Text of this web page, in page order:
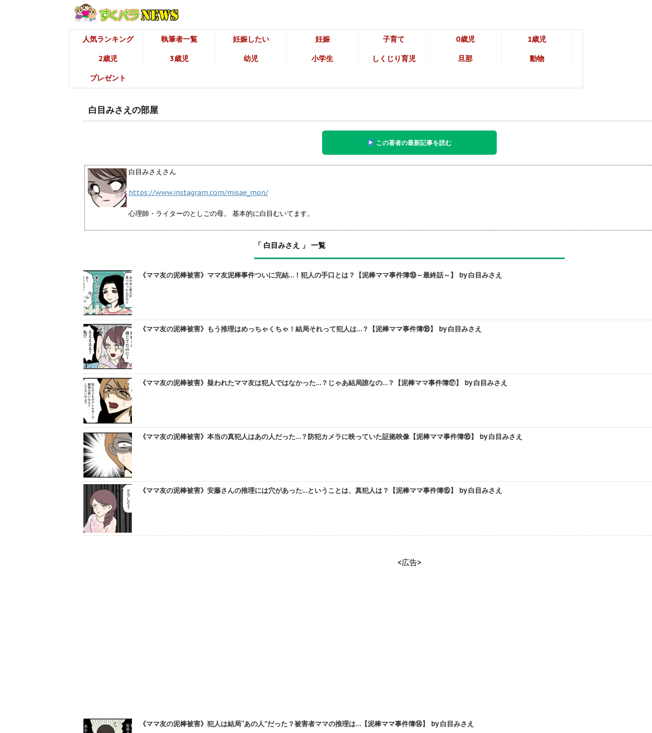
人気ランキング 執筆者一覧 妊娠したい 妊娠 子育て 0歳児 1歳児
2歳児 3歳児 幼児 小学生 しくじり育児 旦那 動物
プレゼント
白目みさえの部屋
この著者の最新記事を読む
白目みさえさん
https://www.instagram.com/misae_mon/
心理師・ライターのとしごの母。 基本的に白目むいてます。
「 白目みさえ 」 一覧
《ママ友の泥棒被害》ママ友泥棒事件ついに完結…！犯人の手口とは？【泥棒ママ事件簿⑲～最終話～】 by 白目みさえ
《ママ友の泥棒被害》もう推理はめっちゃくちゃ！結局それって犯人は…？【泥棒ママ事件簿⑱】 by 白目みさえ
《ママ友の泥棒被害》疑われたママ友は犯人ではなかった…？じゃあ結局誰なの…？【泥棒ママ事件簿⑰】 by 白目みさえ
《ママ友の泥棒被害》本当の真犯人はあの人だった…？防犯カメラに映っていた証拠映像【泥棒ママ事件簿⑯】 by 白目みさえ
《ママ友の泥棒被害》安藤さんの推理には穴があった…ということは、真犯人は？【泥棒ママ事件簿⑮】 by 白目みさえ
<広告>
《ママ友の泥棒被害》犯人は結局“あの人”だった？被害者ママの推理は…【泥棒ママ事件簿⑭】 by 白目みさえ